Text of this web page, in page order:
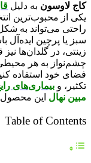
کاج لاوسون به دلیل
یکی از محبوب‌ترین
راحتی می‌تواند به
سبز یا پرچین ایده‌آل
زینتی، در گلدان‌ها
چشم‌نواز به هر محیطی
فضای خود استفاده
تکثیر، و بیماری‌های
مبین نهال این محصول
Table of Contents